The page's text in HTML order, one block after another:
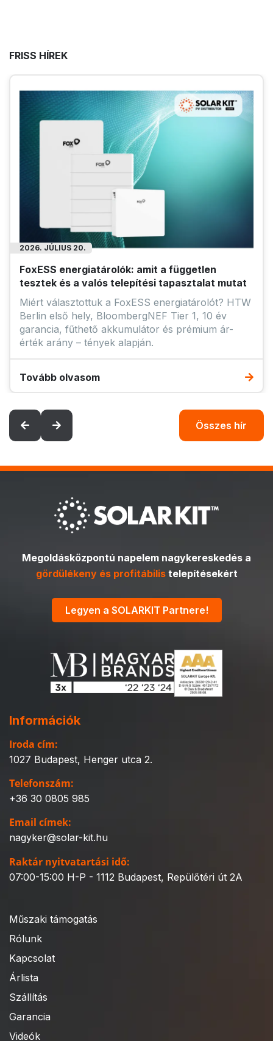
FRISS HÍREK
2026. JÚLIUS 20.
FoxESS energiatárolók: amit a független
tesztek és a valós telepítési tapasztalat mutat
Miért választottuk a FoxESS energiatárolót? HTW
Berlin első hely, BloombergNEF Tier 1, 10 év
garancia, fűthető akkumulátor és prémium ár-
érték arány – tények alapján.
Tovább olvasom
Összes hír
Megoldásközpontú napelem nagykereskedés a
gördülékeny és profitábilistelepítésekért
Legyen a SOLARKIT Partnere!
Információk
Iroda cím:
1027 Budapest, Henger utca 2.
Telefonszám:
+36 30 0805 985
Email címek:
nagyker@solar-kit.hu
Raktár nyitvatartási idő:
07:00-15:00 H-P - 1112 Budapest, Repülőtéri út 2A
Műszaki támogatás
Rólunk
Kapcsolat
Árlista
Szállítás
Garancia
Videók